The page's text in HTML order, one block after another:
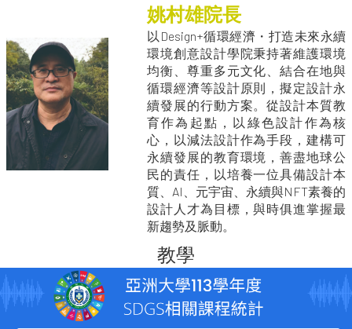
姚村雄院長
以Design+循環經濟・打造未來永續
環境創意設計學院秉持著維護環境
均衡、尊重多元文化、結合在地與
循環經濟等設計原則，擬定設計永
續發展的行動方案。從設計本質教
育作為起點，以綠色設計作為核
心，以減法設計作為手段，建構可
永續發展的教育環境，善盡地球公
民的責任，以培養一位具備設計本
質、AI、元宇宙、永續與NFT素養的
設計人才為目標，與時俱進掌握最
新趨勢及脈動。
教學